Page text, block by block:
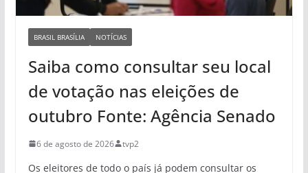
BRASIL BRASÍLIA NOTÍCIAS
Saiba como consultar seu local
de votação nas eleições de
outubro Fonte: Agência Senado
6 de agosto de 2026 tvp2
Os eleitores de todo o país já podem consultar os